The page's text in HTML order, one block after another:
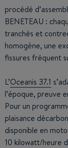
procédé
BENETEAU :
tranchés et
homogène, une
fissures fréquent
L’Oceanis 37.1
l’époque, preuve
Pour un
plaisance
disponible en
10 kilowatt/heure